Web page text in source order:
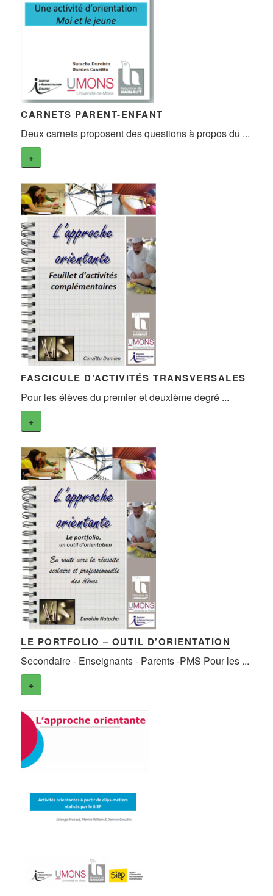
CARNETS PARENT-ENFANT
Deux carnets proposent des questions à propos du ...
+
FASCICULE D’ACTIVITÉS TRANSVERSALES
Pour les élèves du premier et deuxième degré ...
+
LE PORTFOLIO – OUTIL D’ORIENTATION
Secondaire - Enseignants - Parents -PMS Pour les ...
+